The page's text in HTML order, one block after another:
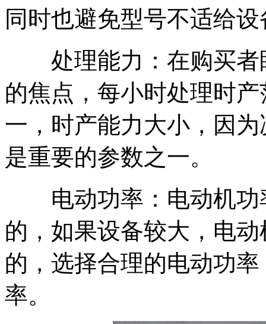
同时也避免型号不适给
处理能力：在购买者
的焦点，每小时处理时
一，时产能力大小，因
是重要的参数之一。
电动功率：电动机功
的，如果设备较大，电
的，选择合理的电动功
率。